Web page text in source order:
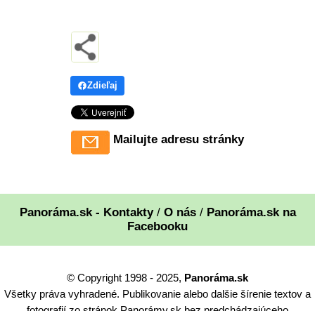
Zdieľaj
Mailujte adresu stránky
Panoráma.sk - Kontakty/ O nás/ Panoráma.sk na
Facebooku
© Copyright 1998 - 2025, Panoráma.sk
Všetky práva vyhradené. Publikovanie alebo dalšie šírenie textov a